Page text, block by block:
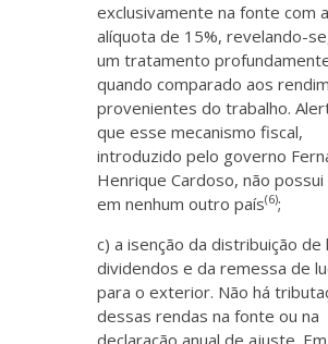
exclusivamente na fonte com a
alíquota de 15%, revelando-
um tratamento
quando comparado aos
provenientes do trabalho.
que esse mecanismo fiscal,
introduzido pelo governo
Henrique Cardoso, não possui
em nenhum outro país(6);
c) a isenção da distribuição de
dividendos e da remessa de
para o exterior. Não há
dessas rendas na fonte ou na
declaração anual de ajuste.